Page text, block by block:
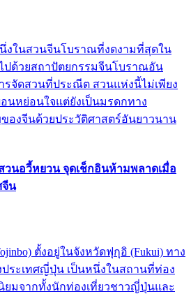
งในสวนจีนโบราณที่งดงามที่สุดใน
ไปด้วยสถาปัตยกรรมจีนโบราณอัน
รจัดสวนที่ประณีต สวนแห่งนี้ไม่เพียง
นหย่อนใจแต่ยังเป็นมรดกทาง
งจีนด้วยประวัติศาสตร์อันยาวนาน
วนอวี้หยวน จุดเช็กอินห้ามพลาดเมื่อ
จีน
ตั้งอยู่ในจังหวัดฟุกุอิ (Fukui) ทาง
ระเทศญี่ปุ่น เป็นหนึ่งในสถานที่ท่อง
ยมจากทั้งนักท่องเที่ยวชาวญี่ปุ่นและ